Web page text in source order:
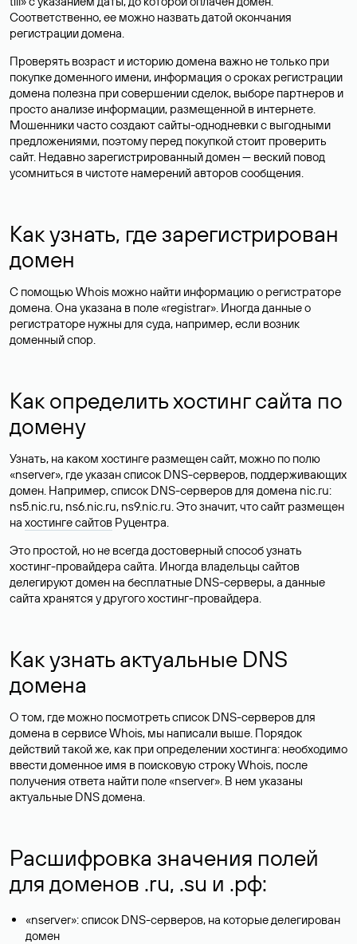
Соответственно, ее можно назвать датой окончания
регистрации домена.
Проверять возраст и историю домена важно не только при
покупке доменного имени, информация о сроках регистрации
домена полезна при совершении сделок, выборе партнеров и
просто анализе информации, размещенной в интернете.
Мошенники часто создают сайты-однодневки с выгодными
предложениями, поэтому перед покупкой стоит проверить
сайт. Недавно зарегистрированный домен — веский повод
усомниться в чистоте намерений авторов сообщения.
Как узнать, где зарегистрирован
домен
С помощью Whois можно найти информацию о регистраторе
домена. Она указана в поле «registrar». Иногда данные о
регистраторе нужны для суда, например, если возник
доменный спор.
Как определить хостинг сайта по
домену
Узнать, на каком хостинге размещен сайт, можно по полю
«nserver», где указан список DNS-серверов, поддерживающих
домен. Например, список DNS-серверов для домена nic.ru:
ns5.nic.ru, ns6.nic.ru, ns9.nic.ru. Это значит, что сайт размещен
на хостинге сайтов Руцентра.
Это простой, но не всегда достоверный способ узнать
хостинг-провайдера сайта. Иногда владельцы сайтов
делегируют домен на бесплатные DNS-серверы, а данные
сайта хранятся у другого хостинг-провайдера.
Как узнать актуальные DNS
домена
О том, где можно посмотреть список DNS-серверов для
домена в сервисе Whois, мы написали выше. Порядок
действий такой же, как при определении хостинга: необходимо
ввести доменное имя в поисковую строку Whois, после
получения ответа найти поле «nserver». В нем указаны
актуальные DNS домена.
Расшифровка значения полей
для доменов .ru, .su и .рф:
«nserver»: список DNS-серверов, на которые делегирован
домен